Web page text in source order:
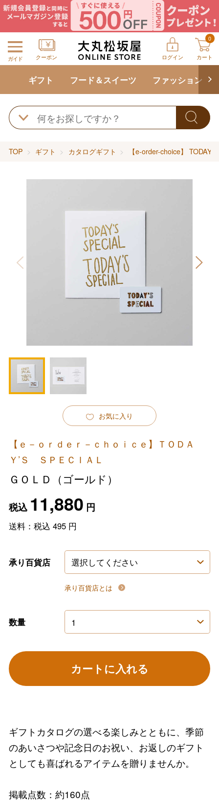
ガイド クーポン ログイン
0
カート
ギフト フード＆スイーツ ファッション
TOP ギフト カタログギフト 【e-order-choice】
お気に入り
【ｅ－ｏｒｄｅｒ－ｃｈｏｉｃｅ】ＴＯＤＡ
Ｙ’Ｓ ＳＰＥＣＩＡＬ
ＧＯＬＤ（ゴールド）
税込 11,880 円
送料：税込 495円
承り百貨店
承り百貨店とは
数量
カートに入れる
ギフトカタログの選べる楽しみとともに、季節
のあいさつや記念日のお祝い、お返しのギフト
としても喜ばれるアイテムを贈りませんか。
掲載点数：約160点